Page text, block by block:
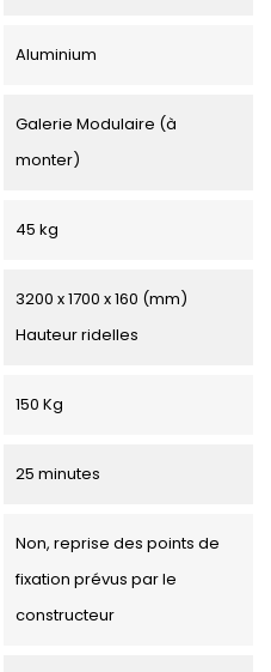
Aluminium
Galerie Modulaire (à
monter)
45 kg
3200 x 1700 x 160 (mm)
Hauteur ridelles
150 Kg
25 minutes
Non, reprise des points de
fixation prévus par le
constructeur